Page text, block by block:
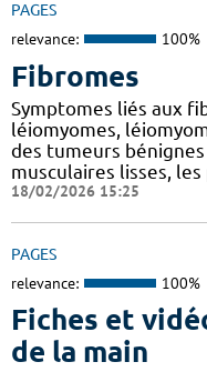
PAGES
relevance: 100%
Fibromes
Symptomes liés aux
léiomyomes,
des tumeurs
musculaires lisses,
18/02/2026 15:25
PAGES
relevance: 100%
Fiches et
de la main